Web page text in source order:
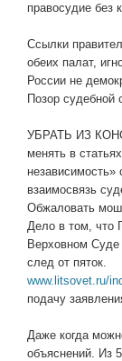
правосудие без
Ссылки
обеих палат,
России не
Позор судебной
УБРАТЬ ИЗ
менять в
взаимосвязь
Обжаловать
Дело в том, что
Верховном Суде
след от пяток.
www.litsovet.ru/
подачу
Даже когда
объяснений. Из